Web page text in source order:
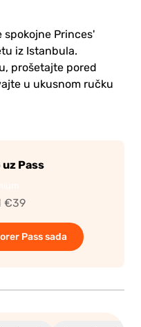
spokojne Princes'
iz Istanbula.
prošetajte pored
u ukusnom ručku
Pass
€39
Pass sada